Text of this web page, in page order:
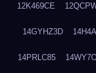
12K469CE
14GYHZ3D
14PRLC85